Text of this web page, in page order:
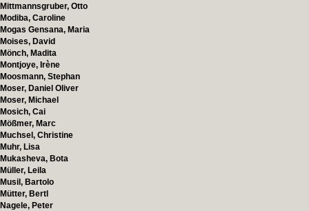
Mittmannsgruber, Otto
Modiba, Caroline
Mogas Gensana, Maria
Moises, David
Mönch, Madita
Montjoye, Irène
Moosmann, Stephan
Moser, Daniel Oliver
Moser, Michael
Mosich, Cai
Mößmer, Marc
Muchsel, Christine
Muhr, Lisa
Mukasheva, Bota
Müller, Leila
Musil, Bartolo
Mütter, Bertl
Nagele, Peter